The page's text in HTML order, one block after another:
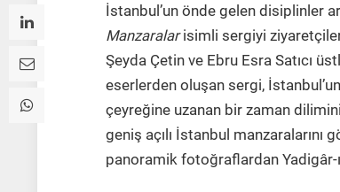
İstanbul’un önde gelen disiplinler
Manzaralarisimli sergiyi
Şeyda Çetin ve Ebru Esra Satıcı
eserlerden oluşan sergi,
çeyreğine uzanan bir zaman
geniş açılı İstanbul
panoramik fotoğraflardan Yadigâr-